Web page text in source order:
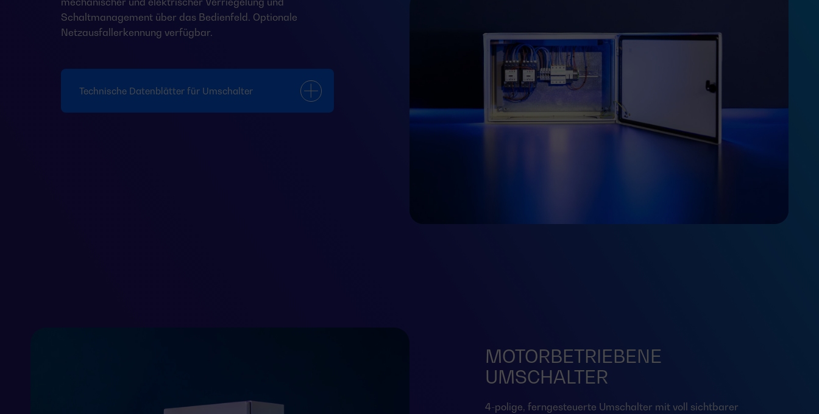
Schaltmanagement über das Bedienfeld. Optionale
Netzausfallerkennung verfügbar.
Technische Datenblätter für Umschalter
MOTORBETRIEBENE
UMSCHALTER
4-polige, ferngesteuerte Umschalter mit voll sichtbarer